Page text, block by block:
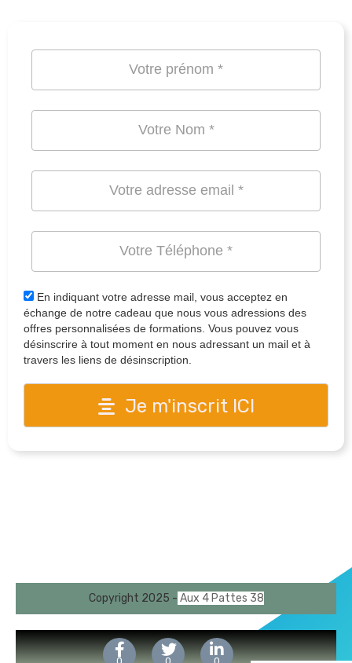
En indiquant votre adresse mail, vous acceptez en
échange de notre cadeau que nous vous adressions des
offres personnalisées de formations. Vous pouvez vous
désinscrire à tout moment en nous adressant un mail et à
travers les liens de désinscription.
Je m'inscrit ICI
Copyright 2025 - Aux 4 Pattes 38